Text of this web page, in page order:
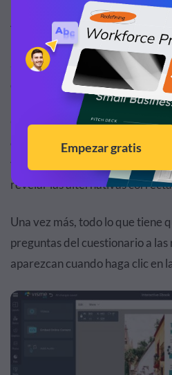
Al final de los capítulos o
un cuestionario de revisión
asegurarse de que comprende
que aprendió de su libro
Con la función de enlaces de
cuestionario interactivo en el
y hace que sus lectores hagan
revelar las alternativas
Una vez más, todo lo que tiene
preguntas del cuestionario a las
aparezcan cuando haga clic en